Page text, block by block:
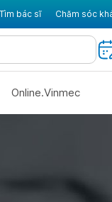
Tìm bác sĩ Chăm sóc
Online.Vinmec